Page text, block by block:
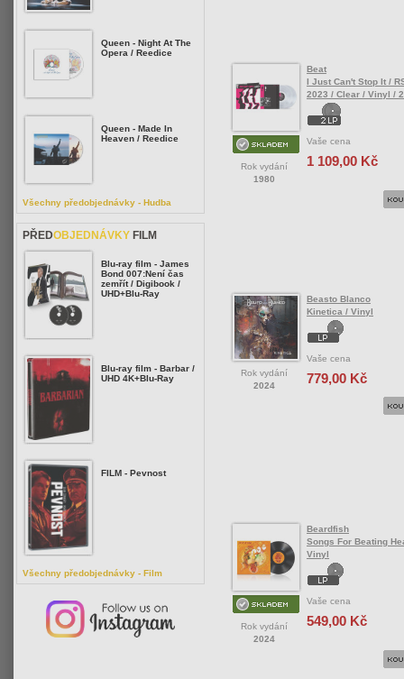
Rok vydání
1980
Beat
I Just Can't Stop It /
2023 / Clear / Vinyl /
Vaše cena
1 109,00 Kč
Rok vydání
2024
Beasto Blanco
Kinetica / Vinyl
Vaše cena
779,00 Kč
Rok vydání
2024
Beardfish
Songs For Beating
Vinyl
Vaše cena
549,00 Kč
Queen - Night At The
Opera / Reedice
Queen - Made In
Heaven / Reedice
Všechny předobjednávky - Hudba
PŘEDOBJEDNÁVKY FILM
Blu-ray film - James
Bond 007:Není čas
zemřít / Digibook /
UHD+Blu-Ray
Blu-ray film - Barbar /
UHD 4K+Blu-Ray
FILM - Pevnost
Všechny předobjednávky - Film